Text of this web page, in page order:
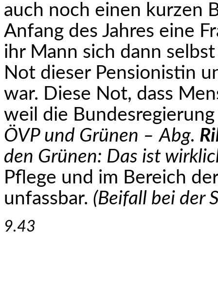
auch noch einen kurzen
Anfang des Jahres eine
ihr Mann sich dann
Not dieser Pensio­nistin
war. Diese Not, dass
weil die
ÖVP und Grünen – Abg.
den Grünen: Das ist
Pflege und im Bereich
unfassbar. (Beifall bei der
9.43